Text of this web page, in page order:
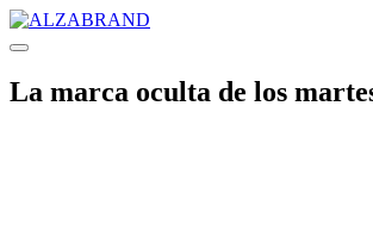
La marca oculta de los